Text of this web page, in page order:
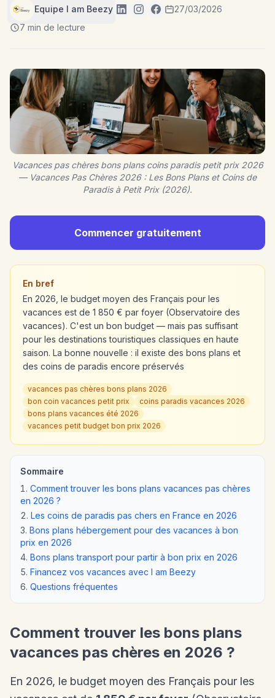
Equipe I am Beezy
27/03/2026
7 min de lecture
Vacances pas chères bons plans coins paradis petit prix 2026
— Vacances Pas Chères 2026 : Les Bons Plans et Coins de
Paradis à Petit Prix (2026).
Commencer gratuitement
En bref
En 2026, le budget moyen des Français pour les
vacances est de 1 850 € par foyer (Observatoire des
vacances). C'est un bon budget — mais pas suffisant
pour les destinations touristiques classiques en haute
saison. La bonne nouvelle : il existe des bons plans et
des coins de paradis encore préservés
vacances pas chères bons plans 2026
bon coin vacances petit prix
coins paradis vacances 2026
bons plans vacances été 2026
vacances petit budget bon prix 2026
Sommaire
Comment trouver les bons plans vacances pas chères
en 2026 ?
Les coins de paradis pas chers en France en 2026
Bons plans hébergement pour des vacances à bon
prix en 2026
Bons plans transport pour partir à bon prix en 2026
Financez vos vacances avec I am Beezy
Questions fréquentes
Comment trouver les bons plans
vacances pas chères en 2026 ?
En 2026, le budget moyen des Français pour les